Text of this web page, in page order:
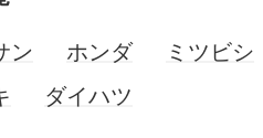
ン ホンダ
ミツビシ
ダイハツ